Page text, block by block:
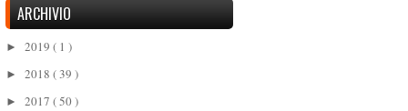
ARCHIVIO
► 2019 ( 1 )
► 2018 ( 39 )
► 2017 ( 50 )